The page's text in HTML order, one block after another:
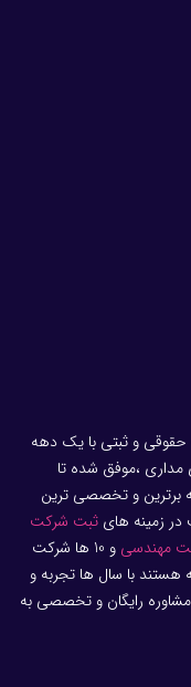
و ثبتی با یک دهه
،موفق شده تا
برترین و تخصصی ترین
در زمینه های ثبت شرکت
مهندسی
و 10 ها شرکت
با سال ها تجربه و
رایگان و تخصصی به